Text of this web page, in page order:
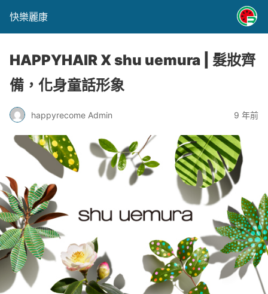
快樂麗康
HAPPYHAIR X shu uemura | 髮妝齊
備，化身童話形象
happyrecome Admin 9 年前